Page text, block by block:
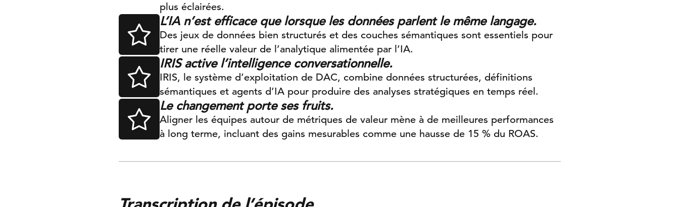
plus éclairées.
L’IA n’est efficace que lorsque les données parlent le même langage.
Des jeux de données bien structurés et des couches sémantiques sont essentiels pour
tirer une réelle valeur de l’analytique alimentée par l’IA.
IRIS active l’intelligence conversationnelle.
IRIS, le système d’exploitation de DAC, combine données structurées, définitions
sémantiques et agents d’IA pour produire des analyses stratégiques en temps réel.
Le changement porte ses fruits.
Aligner les équipes autour de métriques de valeur mène à de meilleures performances
à long terme, incluant des gains mesurables comme une hausse de 15 % du ROAS.